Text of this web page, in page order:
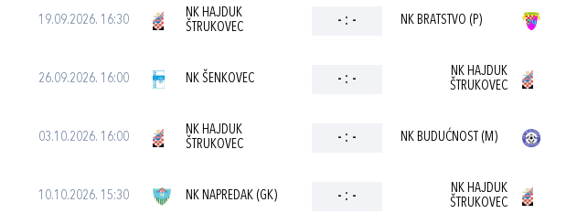
19.09.2026. 16:30
NK HAJDUK
ŠTRUKOVEC
- : - NK BRATSTVO (P)
26.09.2026. 16:00 NK ŠENKOVEC - : -
NK HAJDUK
ŠTRUKOVEC
03.10.2026. 16:00
NK HAJDUK
ŠTRUKOVEC
- : - NK BUDUĆNOST (M)
10.10.2026. 15:30 NK NAPREDAK (GK) - : -
NK HAJDUK
ŠTRUKOVEC